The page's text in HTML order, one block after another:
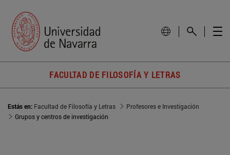
FACULTAD DE FILOSOFÍA Y LETRAS
Estás en: Facultad de Filosofía y Letras
Profesores e Investigación
Grupos y centros de investigación